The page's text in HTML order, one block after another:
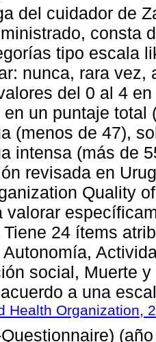
del cuidador de
consta
tipo escala
nunca, rara vez,
del 0 al 4
un puntaje total
(menos de 47),
intensa (más de
revisada en
Quality
valorar
24 ítems
social, Muerte
a una
Health Organization,